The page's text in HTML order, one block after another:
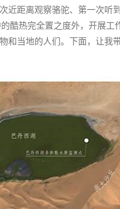
近距离观察骆驼、第一次听
酷热完全置之度外，开展工
和当地的人们。下面，让我